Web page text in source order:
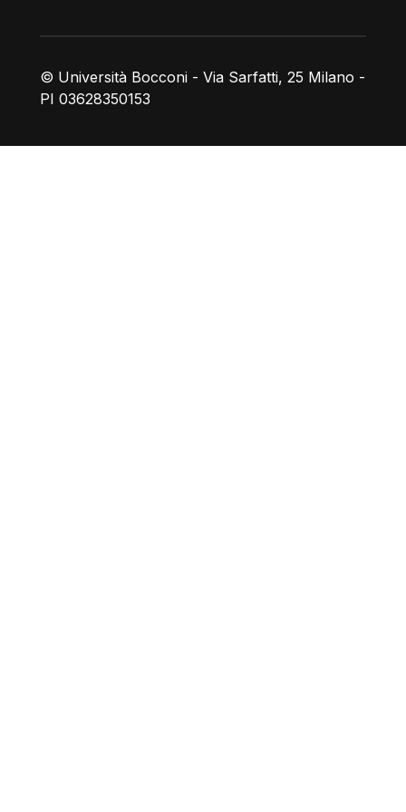
© Università Bocconi - Via Sarfatti, 25 Milano -
PI 03628350153